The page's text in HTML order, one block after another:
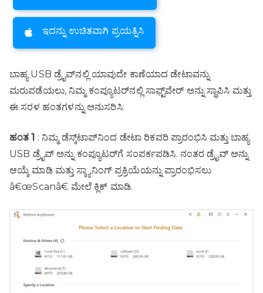
ಇದನ್ನು ಉಚಿತವಾಗಿ ಪ್ರಯತ್ನಿಸಿ
ಬಾಹ್ಯ USB ಡ್ರೈವ್‌ನಲ್ಲಿ ಯಾವುದೇ ಕಾಣೆಯಾದ ಡೇಟಾವನ್ನು
ಮರುಪಡೆಯಲು, ನಿಮ್ಮ ಕಂಪ್ಯೂಟರ್‌ನಲ್ಲಿ ಸಾಫ್ಟ್‌ವೇರ್ ಅನ್ನು ಸ್ಥಾಪಿಸಿ ಮತ್ತು
ಈ ಸರಳ ಹಂತಗಳನ್ನು ಅನುಸರಿಸಿ:
ಹಂತ 1 : ನಿಮ್ಮ ಡೆಸ್ಕ್‌ಟಾಪ್‌ನಿಂದ ಡೇಟಾ ರಿಕವರಿ ಪ್ರಾರಂಭಿಸಿ ಮತ್ತು ಬಾಹ್ಯ
USB ಡ್ರೈವ್ ಅನ್ನು ಕಂಪ್ಯೂಟರ್‌ಗೆ ಸಂಪರ್ಕಪಡಿಸಿ. ನಂತರ ಡ್ರೈವ್ ಅನ್ನು
ಆಯ್ಕೆ ಮಾಡಿ ಮತ್ತು ಸ್ಕ್ಯಾನಿಂಗ್ ಪ್ರಕ್ರಿಯೆಯನ್ನು ಪ್ರಾರಂಭಿಸಲು
â€œScanâ€ ಮೇಲೆ ಕ್ಲಿಕ್ ಮಾಡಿ.